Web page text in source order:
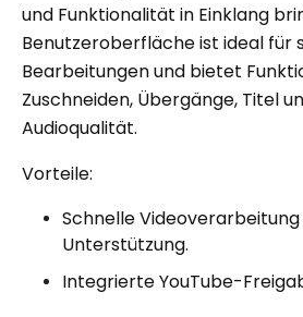
und Funktionalität in Einklang
Benutzeroberfläche ist ideal für
Bearbeitungen und bietet
Zuschneiden, Übergänge, Titel
Audioqualität.
Vorteile:
Schnelle
Unterstützung.
Integrierte YouTube-